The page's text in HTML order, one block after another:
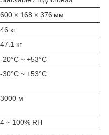
600 × 168 × 376 мм
46 кг
47.1 кг
-20°C ~ +53°C
-30°C ~ +53°C
3000 м
4 ~ 100% RH